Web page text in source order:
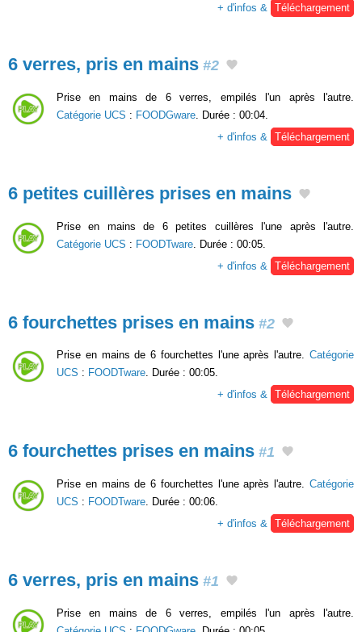
+ d'infos & Téléchargement
6 verres, pris en mains #2
Prise en mains de 6 verres, empilés l'un après l'autre.
Catégorie UCS : FOODGware. Durée : 00:04.
+ d'infos & Téléchargement
6 petites cuillères prises en mains
Prise en mains de 6 petites cuillères l'une après l'autre.
Catégorie UCS : FOODTware . Durée : 00:05.
+ d'infos &
Téléchargement
6 fourchettes prises en mains #2
Prise en mains de 6 fourchettes l'une après l'autre. Catégorie
UCS : FOODTware. Durée : 00:05.
+ d'infos & Téléchargement
6 fourchettes prises en mains #1
Prise en mains de 6 fourchettes l'une après l'autre. Catégorie
UCS : FOODTware. Durée : 00:06.
+ d'infos & Téléchargement
6 verres, pris en mains #1
Prise en mains de 6 verres, empilés l'un après l'autre.